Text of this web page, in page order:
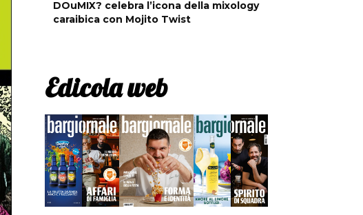
DOuMIX? celebra l’icona della mixology
caraibica con Mojito Twist
Edicola web